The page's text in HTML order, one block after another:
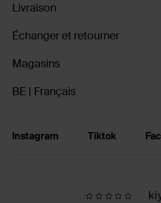
Livraison
Échanger et retourner
Magasins
BE | Français
Instagram Tiktok